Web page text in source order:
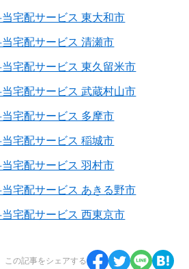
宅配サービス 東大和市
宅配サービス 清瀬市
宅配サービス 東久留米市
宅配サービス 武蔵村山市
宅配サービス 多摩市
宅配サービス 稲城市
宅配サービス 羽村市
宅配サービス あきる野市
宅配サービス 西東京市
この記事をシェアする